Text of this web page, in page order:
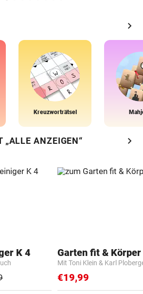
chevron_right
Kreuzworträtsel
„ALLE ANZEIGEN“ chevron_right
K 4 Garten fit &
Mit Toni Klein & Karl
€19,99